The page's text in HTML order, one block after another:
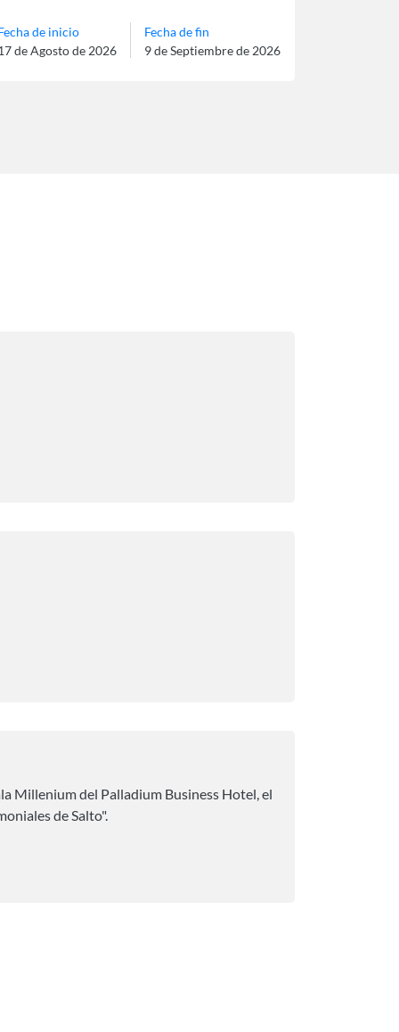
de inicio
de Agosto de 2026
Fecha de fin
9 de Septiembre de 2026
Millenium del Palladium Business Hotel, el
de Salto".